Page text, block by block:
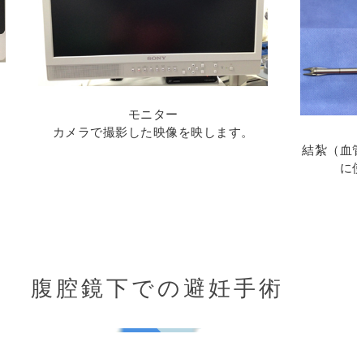
モニター
カメラで撮影した映像を映します。
結紮（血
に
腹腔鏡下での避妊手術